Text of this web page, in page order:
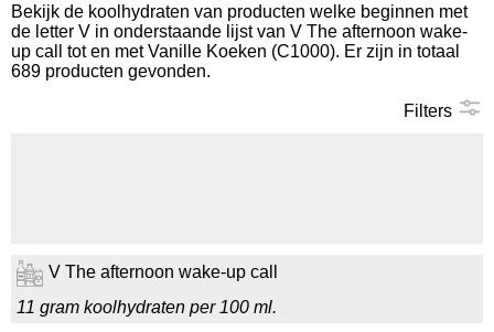
Koolhydraten tellen
Bekijk de koolhydraten van producten welke beginnen met
de letter V in onderstaande lijst van V The afternoon wake-
up call tot en met Vanille Koeken (C1000). Er zijn in totaal
689 producten gevonden.
Filters
V The afternoon wake-up call
11 gram koolhydraten per 100 ml.